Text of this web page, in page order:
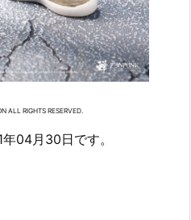
ALL RIGHTS RESERVED.
04月30日です。